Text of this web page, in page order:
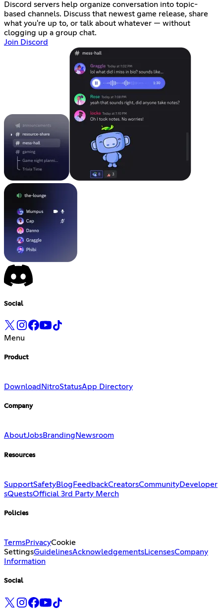
Discord servers help organize conversation into topic-
based channels. Discuss that newest game release, share
what you're up to, or talk about whatever — without
clogging up a group chat.
Join Discord
Social
Menu
Product
Download NitroStatusApp Directory
Company
AboutJobsBranding Newsroom
Resources
SupportSafetyBlog FeedbackCreatorsCommunityDeveloper
sQuestsOfficial 3rd Party Merch
Policies
TermsPrivacyCookie
SettingsGuidelinesAcknowledgementsLicensesCompany
Information
Social